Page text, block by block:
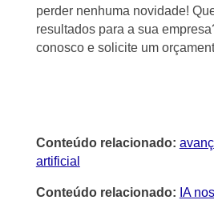
perder nenhuma novidade!
resultados para a sua
conosco e solicite um
Conteúdo relacionado:
artificial
Conteúdo relacionado: IA